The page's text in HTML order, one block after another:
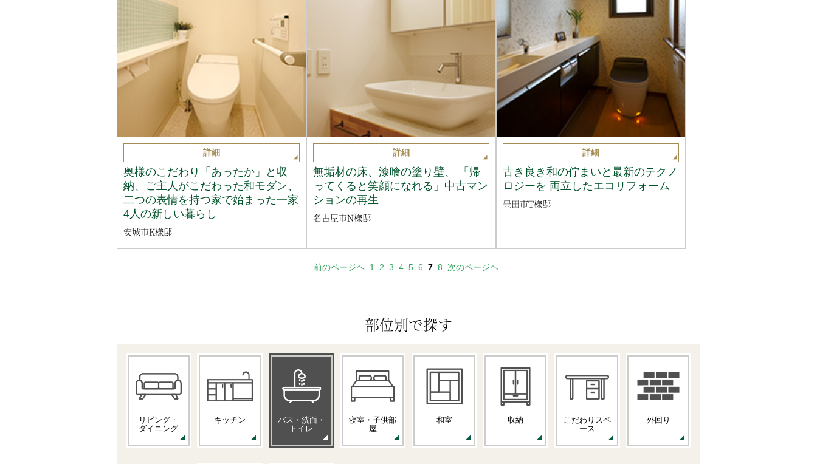
部位別で探す
リビング・
ダイニング
キッチン
バス・洗面・
トイレ
寝室・子供部
屋
和室 収納
こだわりスペ
ース
外回り
詳細
奥様のこだわり「あったか」と収
納、ご主人がこだわった和モダン、
二つの表情を持つ家で始まった一家
4人の新しい暮らし
安城市K様邸
詳細
無垢材の床、漆喰の塗り壁、 「帰
ってくると笑顔になれる」中古マン
ションの再生
名古屋市N様邸
詳細
古き良き和の佇まいと最新のテクノ
ロジーを 両立したエコリフォーム
豊田市T様邸
前のページヘ 1 2 3 4 5 6 7 8 次のページヘ